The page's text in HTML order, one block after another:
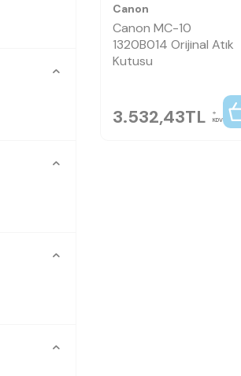
Canon
Canon MC-10
1320B014 Orijinal Atık
Kutusu
3.532,43TL KDV